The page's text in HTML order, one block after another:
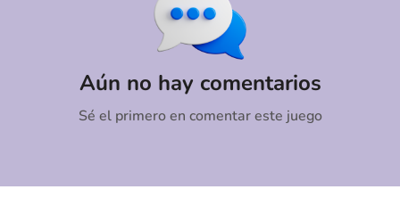
Aún no hay comentarios
Sé el primero en comentar este juego